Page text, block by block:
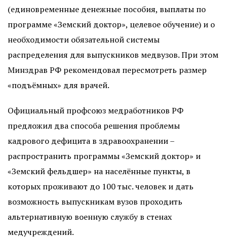
(единовременные денежные пособия, выплаты по
программе «Земский доктор», целевое обучение) и о
необходимости обязательной системы
распределения для выпускников медвузов. При этом
Минздрав РФ рекомендовал пересмотреть размер
«подъёмных» для врачей.
Официальный профсоюз медработников РФ
предложил два способа решения проблемы
кадрового дефицита в здравоохранении –
распространить программы «Земский доктор» и
«Земский фельдшер» на населённые пункты, в
которых проживают до 100 тыс. человек и дать
возможность выпускникам вузов проходить
альтернативную военную службу в стенах
медучреждений.